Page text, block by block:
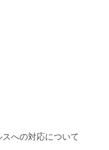
への対応について